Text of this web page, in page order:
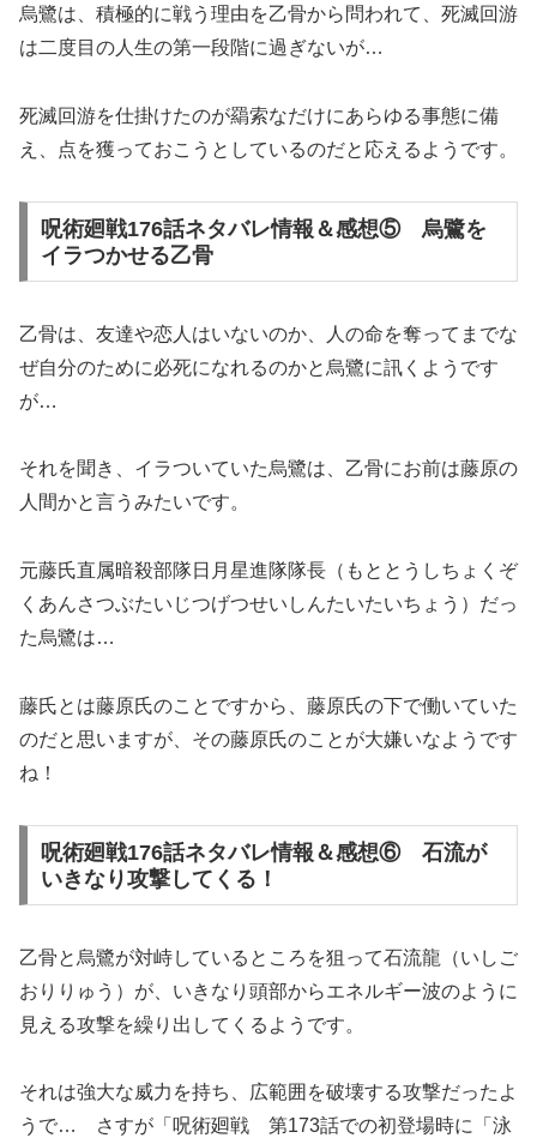
烏鷺は、積極的に戦う理由を乙骨から問われて、死滅回游
は二度目の人生の第一段階に過ぎないが…
死滅回游を仕掛けたのが羂索なだけにあらゆる事態に備
え、点を獲っておこうとしているのだと応えるようです。
呪術廻戦176話ネタバレ情報＆感想⑤ 烏鷺を
イラつかせる乙骨
乙骨は、友達や恋人はいないのか、人の命を奪ってまでな
ぜ自分のために必死になれるのかと烏鷺に訊くようです
が…
それを聞き、イラついていた烏鷺は、乙骨にお前は藤原の
人間かと言うみたいです。
元藤氏直属暗殺部隊日月星進隊隊長（もととうしちょくぞ
くあんさつぶたいじつげつせいしんたいたいちょう）だっ
た烏鷺は…
藤氏とは藤原氏のことですから、藤原氏の下で働いていた
のだと思いますが、その藤原氏のことが大嫌いなようです
ね！
呪術廻戦176話ネタバレ情報＆感想⑥ 石流が
いきなり攻撃してくる！
乙骨と烏鷺が対峙しているところを狙って石流龍（いしご
おりりゅう）が、いきなり頭部からエネルギー波のように
見える攻撃を繰り出してくるようです。
それは強大な威力を持ち、広範囲を破壊する攻撃だったよ
うで… さすが「呪術廻戦 第173話での初登場時に「泳